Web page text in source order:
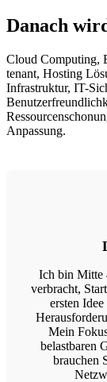
Danach
Cloud Computing,
tenant, Hosting
Infrastruktur, IT-
Anpassung.
Ich bin Mitte
verbracht,
ersten
Mein
belastbaren
brauchen